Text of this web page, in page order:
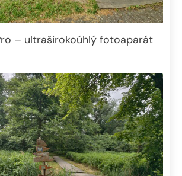
– ultraširokoúhlý fotoaparát